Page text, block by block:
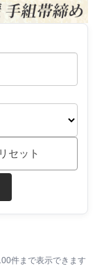
セット
件まで表示できます